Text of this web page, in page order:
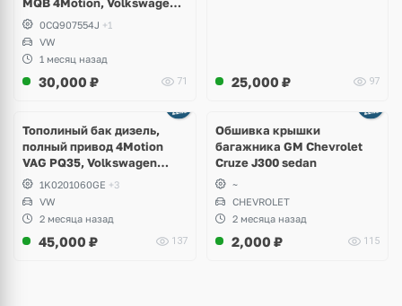
Tiguan
0CQ907554J +1
VW
1 месяц назад
30,000 ₽ 71 25,000 ₽ 97
Тополиный бак дизель,
полный привод 4Motion
VAG PQ35, Volkswagen
Scirocco, Golf V, VI, Skoda
Yeti, Octavia A5, Superb,
Audi A3, Seat Altea
1K0201060GE +3
VW
2 месяца назад
45,000 ₽ 137
Обшивка крышки
багажника GM Chevrolet
Cruze J300 sedan
~
CHEVROLET
2 месяца назад
2,000 ₽ 115